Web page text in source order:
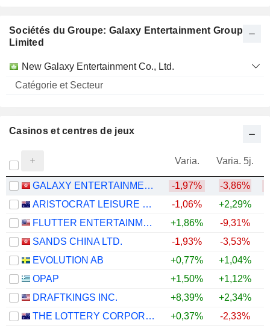
Sociétés du Groupe: Galaxy Entertainment Group
Limited
Nom
Catégorie
Secteur
New Galaxy Entertainment Co., Ltd.
Casinos et centres de jeux
Varia. Varia. 5j.
GALAXY ENTERTAINMENT GROUP LIMITED -1,97% -3,86%
ARISTOCRAT LEISURE LIMITED
-1,06% +2,29%
FLUTTER ENTERTAINMENT PLC
+1,86% -9,31%
SANDS CHINA LTD.
-1,93% -3,53%
EVOLUTION AB
+0,77% +1,04%
OPAP
+1,50% +1,12%
DRAFTKINGS INC.
+8,39% +2,34%
THE LOTTERY CORPORATION LIMITED
+0,37% -2,33%